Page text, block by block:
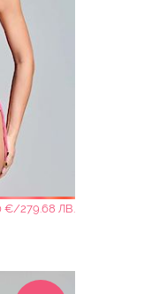
€/279.68 ЛВ.